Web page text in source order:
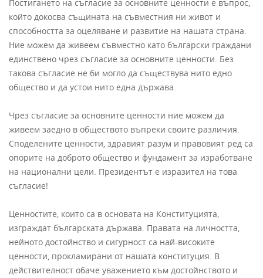
Постигането на съгласие за основните ценности е въпрос,
който докосва същината на съвместния ни живот и
способността за оцеляване и развитие на нашата страна.
Ние можем да живеем съвместно като български граждани
единствено чрез съгласие за основните ценности. Без
такова съгласие не би могло да съществува нито едно
общество и да устои нито една държава.
Чрез съгласие за основните ценности ние можем да
живеем заедно в обществото въпреки своите различия.
Споделените ценности, здравият разум и правовият ред са
опорите на доброто общество и фундамент за изработване
на национални цели. Президентът е изразител на това
съгласие!
Ценностите, които са в основата на Конституцията,
изграждат българската държава. Правата на личността,
нейното достойнство и сигурност са най-високите
ценности, прокламирани от нашата конституция. В
действителност обаче уважението към достойнството и